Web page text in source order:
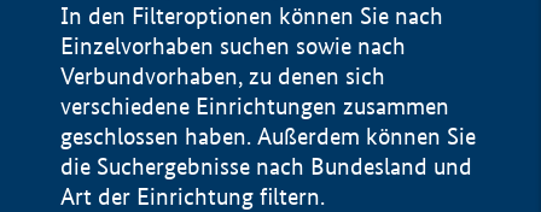
In den Filteroptionen können Sie nach
Einzelvorhaben suchen sowie nach
Verbundvorhaben, zu denen sich
verschiedene Einrichtungen zusammen
geschlossen haben. Außerdem können Sie
die Suchergebnisse nach Bundesland und
Art der Einrichtung filtern.